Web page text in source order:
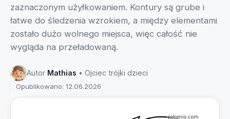
zaznaczonym użyłkowaniem. Kontury są grube i
łatwe do śledzenia wzrokiem, a między elementami
zostało dużo wolnego miejsca, więc całość nie
wygląda na przeładowaną.
Autor Mathias • Ojciec trójki dzieci
Opublikowano: 12.06.2026